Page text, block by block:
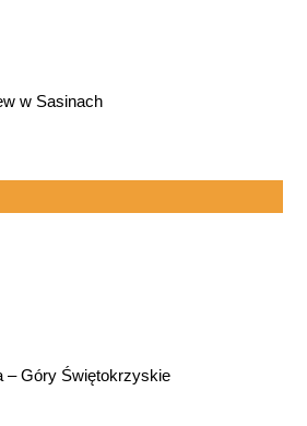
w Sasinach
– Góry Świętokrzyskie